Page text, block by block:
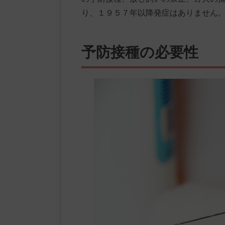
り、１９５７年以降発症はありません
予防接種の必要性